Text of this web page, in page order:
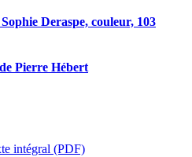
Deraspe, couleur, 103
de Pierre Hébert
intégral (PDF)